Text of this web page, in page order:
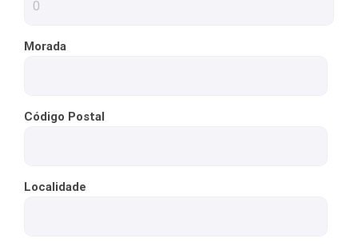
Morada
Código Postal
Localidade